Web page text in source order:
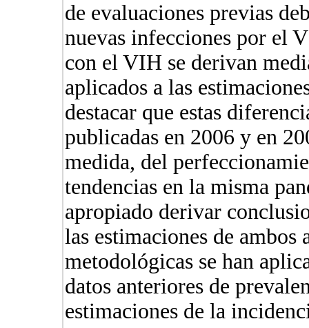
de evaluaciones previas
nuevas infecciones por el
con el VIH se derivan
aplicados a las
destacar que estas
publicadas en 2006 y en
medida, del
tendencias en la misma
apropiado derivar
las estimaciones de ambos
metodológicas se han
datos anteriores de
estimaciones de la